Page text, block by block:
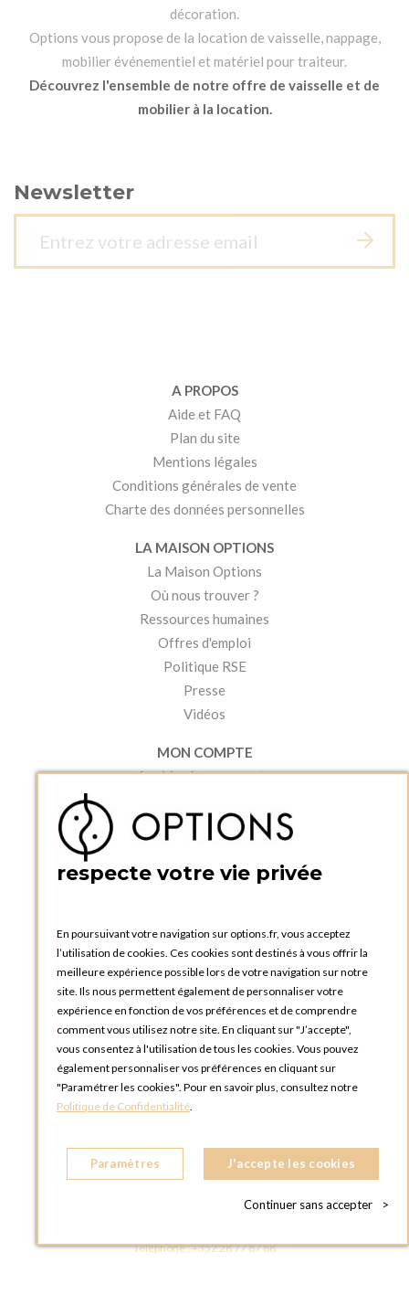
décoration.
Options vous propose de la location de vaisselle, nappage,
mobilier événementiel et matériel pour traiteur.
Découvrez l'ensemble de notre offre de vaisselle et de
mobilier à la location.
Newsletter
A PROPOS
Aide et FAQ
Plan du site
Mentions légales
Conditions générales de vente
Charte des données personnelles
LA MAISON OPTIONS
La Maison Options
Où nous trouver ?
Ressources humaines
Offres d'emploi
Politique RSE
Presse
Vidéos
MON COMPTE
Accéder à mon compte
Créer un compte
PRATIQUE
Catalogues et bons de commande
Tutoriels
OPTIONS LUXEMBOURG
13 rue Paul Rischard
5324 Contern
LUXEMBOURG
BOUTIQUE OPTIONS LUXEMBOURG
L - 1842 HOWALD LUXEMBOURG
Téléphone :+352 28 77 87 88
respecte votre vie privée
En poursuivant votre navigation sur options.fr, vous acceptez
l’utilisation de cookies. Ces cookies sont destinés à vous offrir la
meilleure expérience possible lors de votre navigation sur notre
site. Ils nous permettent également de personnaliser votre
expérience en fonction de vos préférences et de comprendre
comment vous utilisez notre site. En cliquant sur "J’accepte",
vous consentez à l'utilisation de tous les cookies. Vous pouvez
également personnaliser vos préférences en cliquant sur
"Paramétrer les cookies". Pour en savoir plus, consultez notre
Politique de Confidentialité.
Paramètres J'accepte les cookies
Continuer sans accepter >